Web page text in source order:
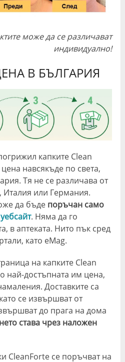
може да се различават
индивидуално!
В БЪЛГАРИЯ
капките Clean
навсякъде по света,
Тя не се различава от
Италия или Германия.
да бъде поръчан само
. Няма да го
в аптеката. Нито пък сред
като eMag.
на капките Clean
най-достъпната им цена,
Доставките са
се извършват от
до прага на дома
става чрез наложен
CleanForte се поръчват на